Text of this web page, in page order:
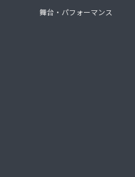
舞台・パフォーマンス